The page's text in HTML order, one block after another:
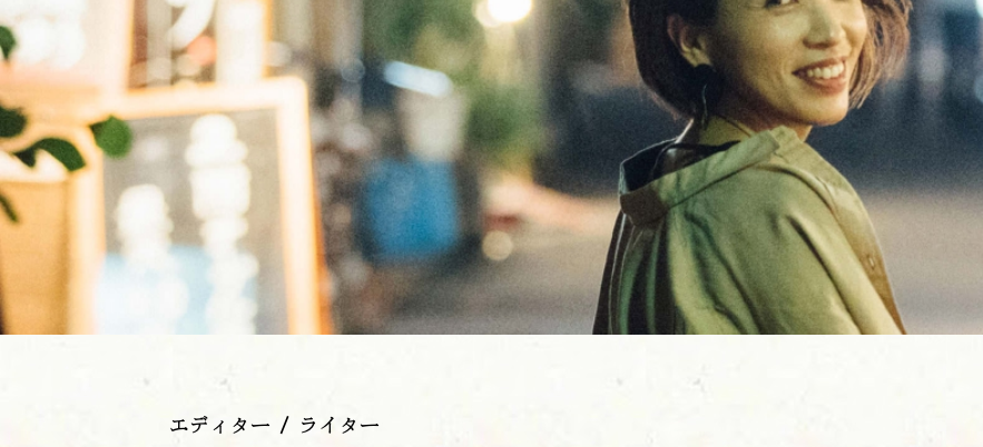
エディター / ライター